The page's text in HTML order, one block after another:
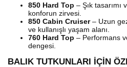
850 Hard Top – Şık
konforun zirvesi.
850 Cabin Cruiser– Uzun
ve kullanışlı yaşam alanı.
760 Hard Top – Performans
dengesi.
BALIK TUTKUNLARI İÇİN